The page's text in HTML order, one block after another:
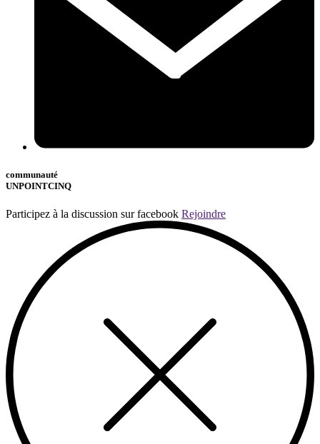
communauté
UNPOINTCINQ
Participez à la discussion sur facebook Rejoindre